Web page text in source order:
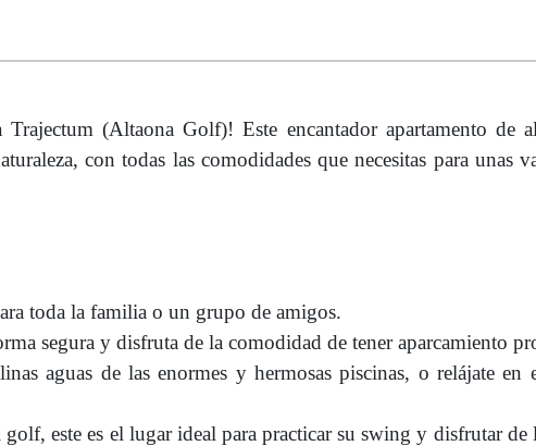
(Altaona Golf)! Este encantador apartamento de
con todas las comodidades que necesitas para unas
toda la familia o un grupo de amigos.
segura y disfruta de la comodidad de tener aparcamiento
aguas de las enormes y hermosas piscinas, o relájate en
este es el lugar ideal para practicar su swing y disfrutar de